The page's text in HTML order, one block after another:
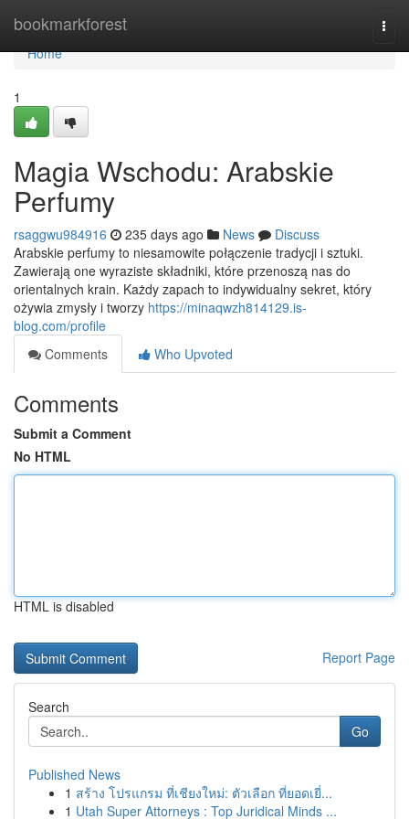
bookmarkforest
Home
Home
1
Magia Wschodu: Arabskie
Perfumy
rsaggwu984916 235 days ago News
Discuss
Arabskie perfumy to niesamowite połączenie tradycji i sztuki.
Zawierają one wyraziste składniki, które przenoszą nas do
orientalnych krain. Każdy zapach to indywidualny sekret, który
ożywia zmysły i tworzy https://minaqwzh814129.is-
blog.com/profile
Comments
Who Upvoted
Comments
Submit a Comment
No HTML
HTML is disabled
Report Page
Search
Go
Published News
1 สร้าง โปรแกรม ที่เชียงใหม่: ตัวเลือก ที่ยอดเยี่...
1 Utah Super Attorneys : Top Juridical Minds ...